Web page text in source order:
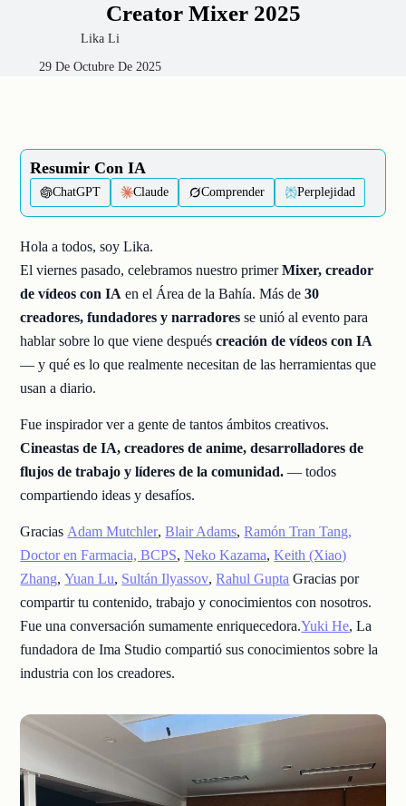
Creator Mixer 2025
Lika Li
29 De Octubre De 2025
Resumir Con IA
ChatGPT Claude Comprender Perplejidad
Hola a todos, soy Lika.
El viernes pasado, celebramos nuestro primerMixer, creador
de vídeos con IA en el Área de la Bahía. Más de30
creadores, fundadores y narradores se unió al evento para
hablar sobre lo que viene despuéscreación de vídeos con IA
— y qué es lo que realmente necesitan de las herramientas que
usan a diario.
Fue inspirador ver a gente de tantos ámbitos creativos.
Cineastas de IA, creadores de anime, desarrolladores de
flujos de trabajo y líderes de la comunidad. — todos
compartiendo ideas y desafíos.
Gracias Adam Mutchler,Blair Adams,Ramón Tran Tang,
Doctor en Farmacia, BCPS,Neko Kazama,Keith (Xiao)
Zhang,Yuan Lu, Sultán Ilyassov,Rahul Gupta Gracias por
compartir tu contenido, trabajo y conocimientos con nosotros.
Fue una conversación sumamente enriquecedora.Yuki He, La
fundadora de Ima Studio compartió sus conocimientos sobre la
industria con los creadores.